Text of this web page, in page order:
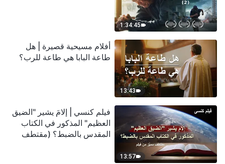
1:34:45
13:43
أفلام مسيحية قصيرة | هل
طاعة البابا هي طاعة للرب؟
13:57
فيلم كنسي | إلامَ يشير "الضيق
العظيم" المذكور في الكتاب
المقدس بالضبط؟ (مقتطف